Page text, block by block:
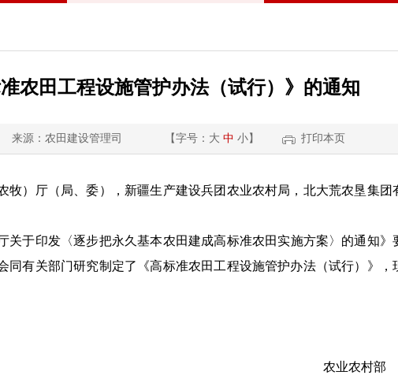
农田工程设施管护办法（试行）》的通知
来源：农田建设管理司 【字号： 大 中 小】 打印本页
牧）厅（ 局、委），新疆生产建设兵团农业农村局，北大荒农垦集团
关于印发 〈逐步把永久基本农田建成高标准农田实施方案〉 的通知》
同有关部门研究制定了《高标准农田工程设施管护办法（试行） 》 ，
农业农村部